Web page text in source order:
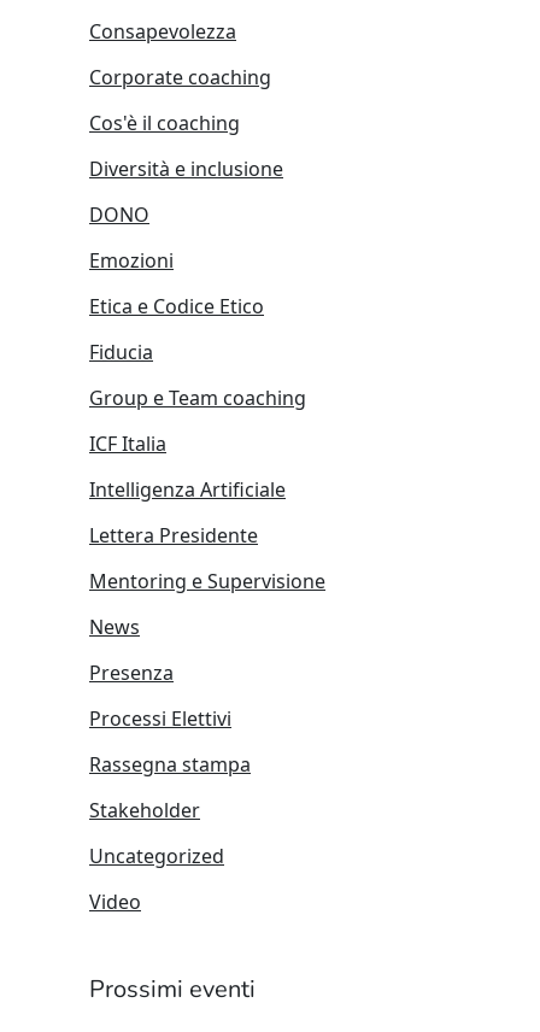
Consapevolezza
Corporate coaching
Cos'è il coaching
Diversità e inclusione
DONO
Emozioni
Etica e Codice Etico
Fiducia
Group e Team coaching
ICF Italia
Intelligenza Artificiale
Lettera Presidente
Mentoring e Supervisione
News
Presenza
Processi Elettivi
Rassegna stampa
Stakeholder
Uncategorized
Video
Prossimi eventi